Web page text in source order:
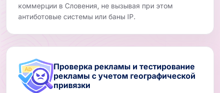
коммерции в Словения, не вызывая при этом
антиботовые системы или баны IP.
Проверка рекламы и тестирование
рекламы с учетом географической
привязки